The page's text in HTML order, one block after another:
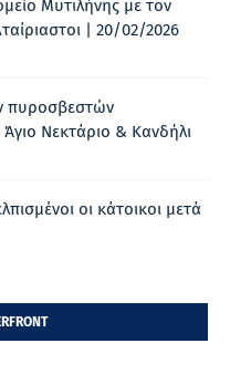
Μυτιλήνης με τον
| 20/02/2026
πυροσβεστών
Νεκτάριο & Κανδήλι
οι κάτοικοι μετά